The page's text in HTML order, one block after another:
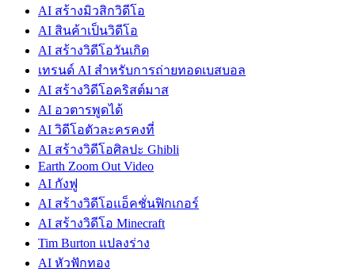
AI สร้างมิวสิกวิดีโอ
AI สินค้าเป็นวิดีโอ
AI สร้างวิดีโอวันเกิด
เทรนด์ AI สำหรับการถ่ายทอดเบสบอล
AI สร้างวิดีโอคริสต์มาส
AI อวตารพูดได้
AI วิดีโอตัวละครคงที่
AI สร้างวิดีโอศิลปะ Ghibli
Earth Zoom Out Video
AI กังฟู
AI สร้างวิดีโอแอ็คชั่นฟิกเกอร์
AI สร้างวิดีโอ Minecraft
Tim Burton แปลงร่าง
AI หัวฟักทอง